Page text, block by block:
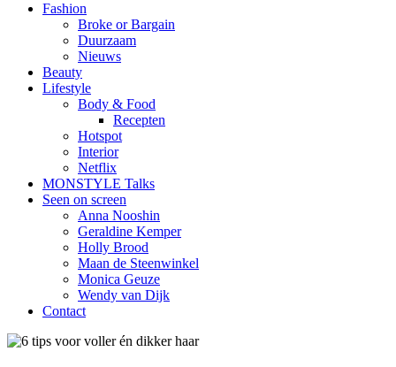
Fashion
Broke or Bargain
Duurzaam
Nieuws
Beauty
Lifestyle
Body & Food
Recepten
Hotspot
Interior
Netflix
MONSTYLE Talks
Seen on screen
Anna Nooshin
Geraldine Kemper
Holly Brood
Maan de Steenwinkel
Monica Geuze
Wendy van Dijk
Contact